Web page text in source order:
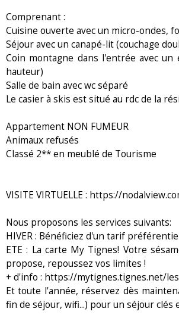
Comprenant :
Cuisine ouverte avec un micro-ondes,
Séjour avec un canapé-lit (couchage
Coin montagne dans l'entrée avec
hauteur)
Salle de bain avec wc séparé
Le casier à skis est situé au rdc de la
Appartement NON FUMEUR
Animaux refusés
Classé 2** en meublé de Tourisme
VISITE VIRTUELLE : https://
Nous proposons les services suivants:
HIVER : Bénéficiez d'un tarif
ETE : La carte My Tignes! Votre
propose, repoussez vos limites !
+ d'info : https://mytignes.tignes.net/
Et toute l'année, réservez dès
fin de séjour, wifi...) pour un séjour clés